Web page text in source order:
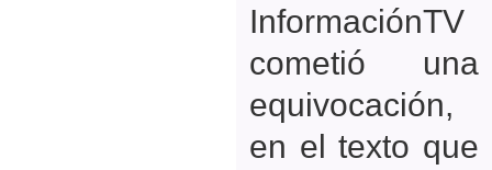
InformaciónTV
cometió una
equivocación,
en el texto que